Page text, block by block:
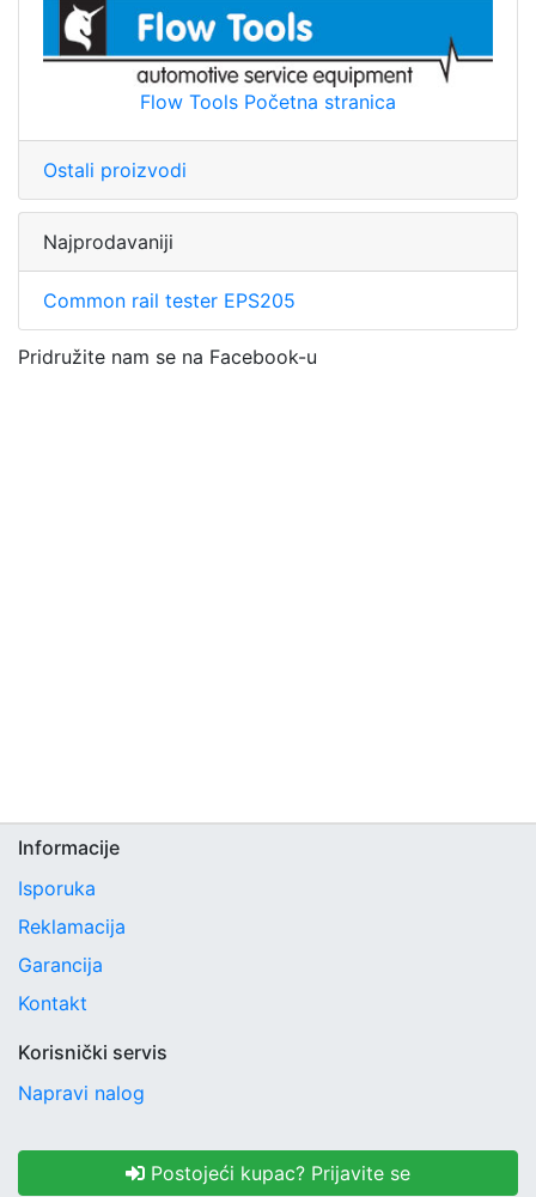
Flow Tools Početna stranica
Ostali proizvodi
Najprodavaniji
Common rail tester EPS205
Pridružite nam se na Facebook-u
Informacije
Isporuka
Reklamacija
Garancija
Kontakt
Korisnički servis
Napravi nalog
Postojeći kupac? Prijavite se